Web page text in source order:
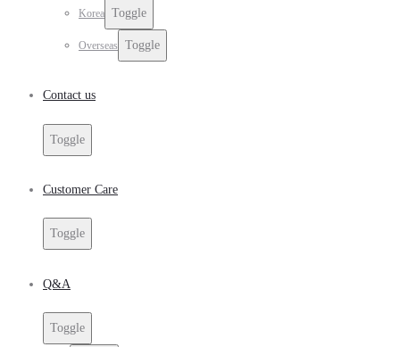
Korea Toggle
Overseas Toggle
Contact us
Toggle
Customer Care
Toggle
Q&A
Toggle